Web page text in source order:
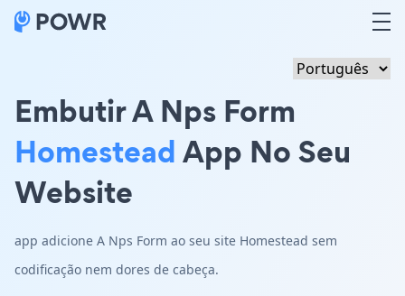
Embutir A Nps Form
HomesteadApp No Seu
Website
app adicione A Nps Form ao seu site Homestead sem
codificação nem dores de cabeça.